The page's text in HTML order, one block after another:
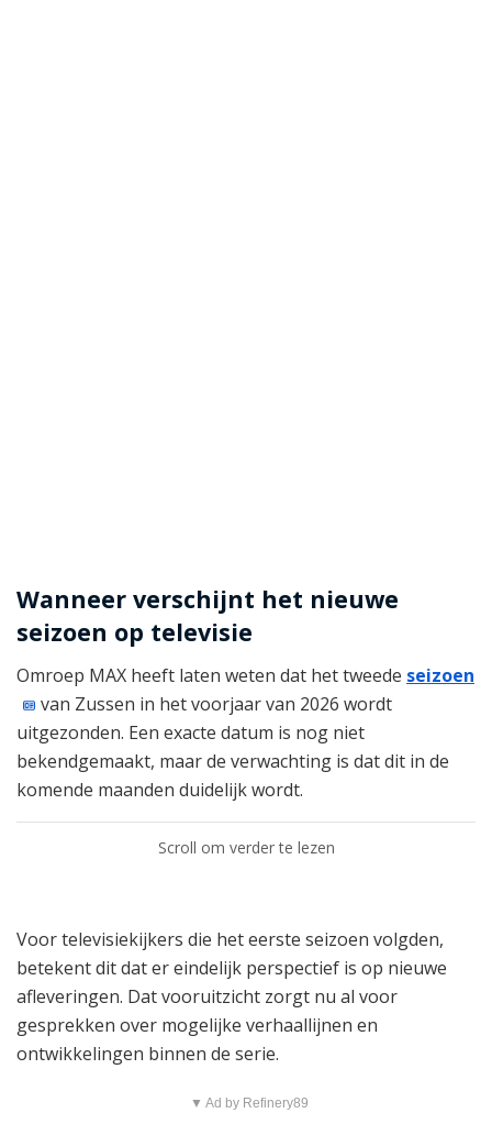
Wanneer verschijnt het nieuwe
seizoen op televisie
Omroep MAX heeft laten weten dat het tweede seizoen
van Zussen in het voorjaar van 2026 wordt
uitgezonden. Een exacte datum is nog niet
bekendgemaakt, maar de verwachting is dat dit in de
komende maanden duidelijk wordt.
Scroll om verder te lezen
Voor televisiekijkers die het eerste seizoen volgden,
betekent dit dat er eindelijk perspectief is op nieuwe
afleveringen. Dat vooruitzicht zorgt nu al voor
gesprekken over mogelijke verhaallijnen en
ontwikkelingen binnen de serie.
▼ Ad by Refinery89